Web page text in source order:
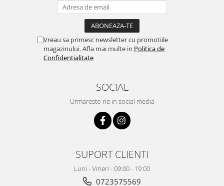
Vreau sa primesc newsletter cu promotiile
magazinului. Afla mai multe in Politica de
Confidentialitate
SOCIAL
Urmareste-ne in social media
SUPORT CLIENTI
Luni - Vineri - 09:00 - 19:00
0723575569